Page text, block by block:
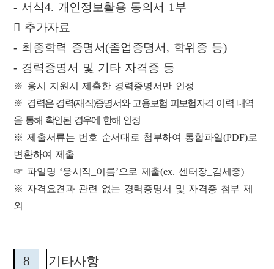
- 서식4. 개인정보활용 동의서 1 부
 추가자료
- 최종학력 증명서(졸업증명서 , 학위증 등)
- 경력증명서 및 기타 자격증 등
※ 응시 지원시 제출한 경력증명서만 인정
※ 경력은 경력(재직)증명서와 고용보험 피보험자격 이력 내역
을 통해 확인된 경우에 한해 인정
※제출서류는 번호 순서대로 첨부하여 통합파일(PDF)로
변환하여 제출
☞ 파일명 ‘응시직 이름’으로 제출(ex. 센터장 김세종)
※ 자격요견과 관련 없는 경력증명서 및 자격증 첨부 제
외
8 기타사항